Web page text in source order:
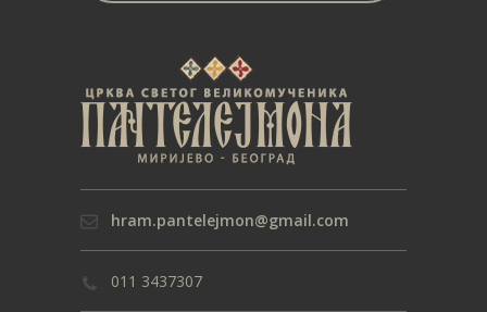
hram.pantelejmon@gmail.com
011 3437307